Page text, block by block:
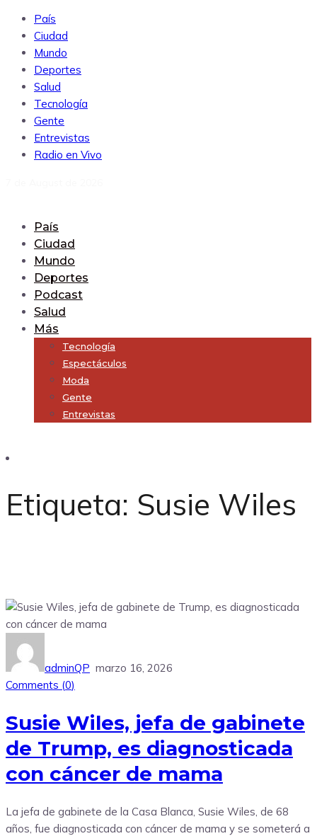
País
Ciudad
Mundo
Deportes
Salud
Tecnología
Gente
Entrevistas
Radio en Vivo
País
Ciudad
Mundo
Deportes
Podcast
Salud
Más
Tecnología
Espectáculos
Moda
Gente
Entrevistas
Etiqueta: Susie Wiles
adminQP marzo 16, 2026
Comments (0)
Susie Wiles, jefa de gabinete
de Trump, es diagnosticada
con cáncer de mama
La jefa de gabinete de la Casa Blanca, Susie Wiles, de 68
años, fue diagnosticada con cáncer de mama y se someterá a